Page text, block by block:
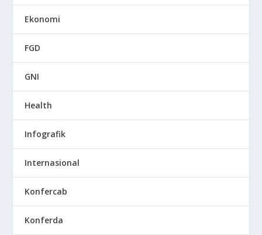
Ekonomi
FGD
GNI
Health
Infografik
Internasional
Konfercab
Konferda